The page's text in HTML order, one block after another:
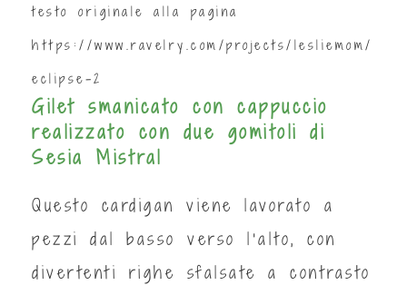
testo originale alla pagina
https://www.ravelry.com/projects/lesliemom/
eclipse-2
Gilet smanicato con cappuccio
realizzato con due gomitoli di
Sesia Mistral
Questo cardigan viene lavorato a
pezzi dal basso verso l'alto, con
divertenti righe sfalsate a contrasto